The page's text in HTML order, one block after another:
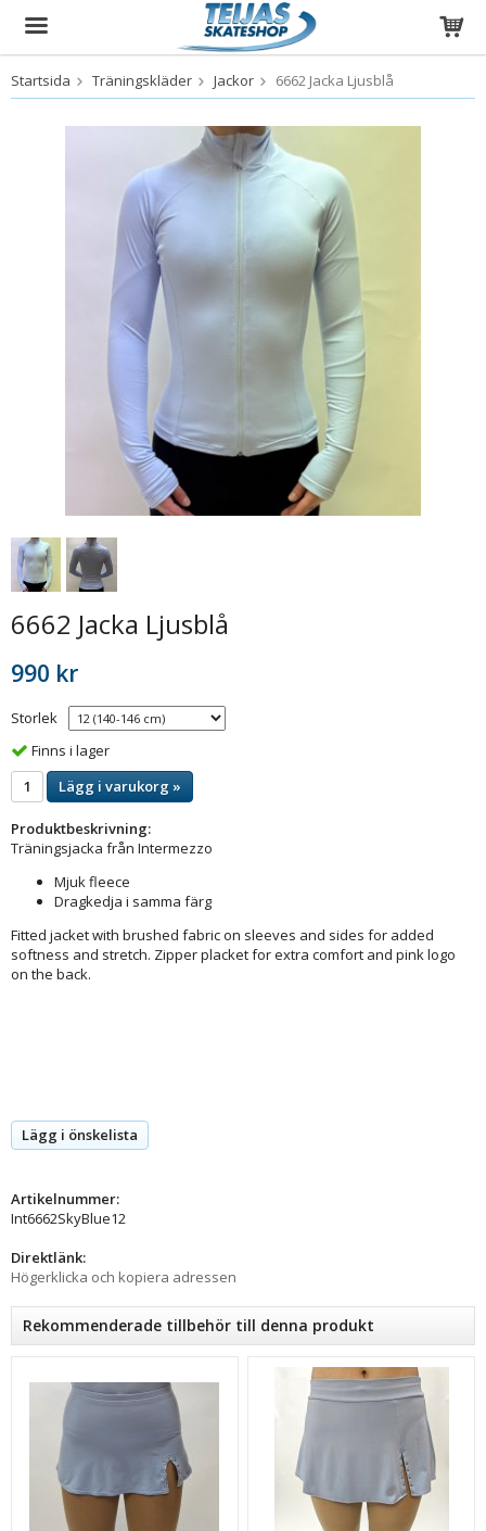
Produkten har blivit tillagd i varukorgen
Startsida Träningskläder Jackor 6662 Jacka Ljusblå
6662 Jacka Ljusblå
990 kr
Storlek
Finns i lager
Lägg i varukorg »
Produktbeskrivning:
Träningsjacka från Intermezzo
Mjuk fleece
Dragkedja i samma färg
Fitted jacket with brushed fabric on sleeves and sides for added
softness and stretch. Zipper placket for extra comfort and pink logo
on the back.
Lägg i önskelista
Artikelnummer:
Int6662SkyBlue12
Direktlänk:
Högerklicka och kopiera adressen
Rekommenderade tillbehör till denna produkt